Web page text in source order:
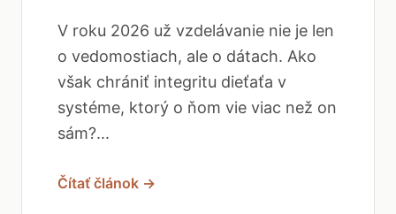
V roku 2026 už vzdelávanie nie je len
o vedomostiach, ale o dátach. Ako
však chrániť integritu dieťaťa v
systéme, ktorý o ňom vie viac než on
sám?...
Čítať článok →